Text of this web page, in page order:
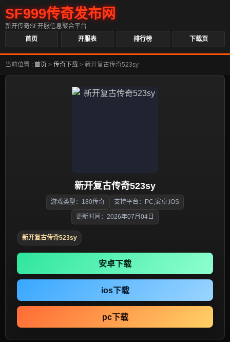
SF999传奇发布网
新开传奇SF开服信息聚合平台
首页
开服表 排行榜 下载页
当前位置 : 首页 > 传奇下载 > 新开复古传奇523sy
新开复古传奇523sy
游戏类型：180传奇 支持平台：PC,安卓,iOS
更新时间：2026年07月04日
新开复古传奇523sy
安卓下载
ios下载
pc下载